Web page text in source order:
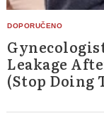
Leakage
(Stop Doing